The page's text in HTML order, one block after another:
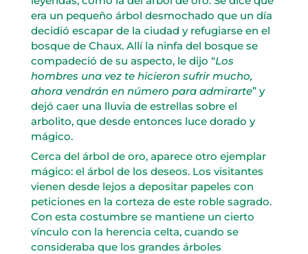
era un pequeño árbol desmochado que un día
decidió escapar de la ciudad y refugiarse en el
bosque de Chaux. Allí la ninfa del bosque se
compadeció de su aspecto, le dijo “Los
hombres una vez te hicieron sufrir mucho,
ahora vendrán en número para admirarte” y
dejó caer una lluvia de estrellas sobre el
arbolito, que desde entonces luce dorado y
mágico.
Cerca del árbol de oro, aparece otro ejemplar
mágico: el árbol de los deseos. Los visitantes
vienen desde lejos a depositar papeles con
peticiones en la corteza de este roble sagrado.
Con esta costumbre se mantiene un cierto
vínculo con la herencia celta, cuando se
consideraba que los grandes árboles